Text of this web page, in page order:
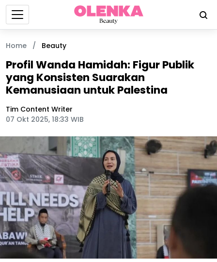
Home / Beauty
Profil Wanda Hamidah: Figur Publik
yang Konsisten Suarakan
Kemanusiaan untuk Palestina
Tim Content Writer
07 Okt 2025, 18:33 WIB